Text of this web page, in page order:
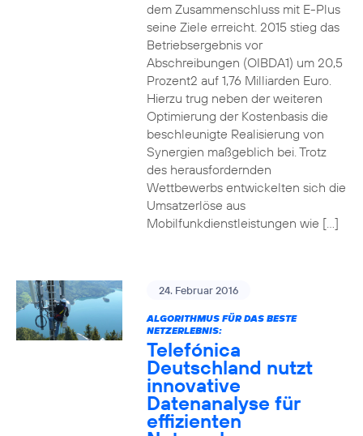
dem Zusammenschluss mit E-Plus
seine Ziele erreicht. 2015 stieg das
Betriebsergebnis vor
Abschreibungen (OIBDA1) um 20,5
Prozent2 auf 1,76 Milliarden Euro.
Hierzu trug neben der weiteren
Optimierung der Kostenbasis die
beschleunigte Realisierung von
Synergien maßgeblich bei. Trotz
des herausfordernden
Wettbewerbs entwickelten sich die
Umsatzerlöse aus
Mobilfunkdienstleistungen wie […]
24. Februar 2016
ALGORITHMUS FÜR DAS BESTE
NETZERLEBNIS:
Telefónica
Deutschland nutzt
innovative
Datenanalyse für
effizienten